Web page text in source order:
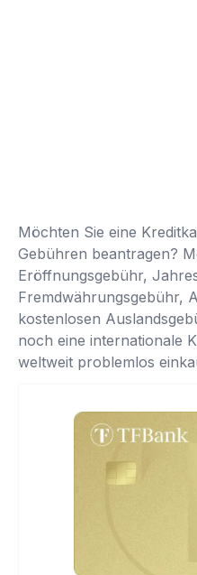
Möchten Sie eine
Gebühren beantragen?
Eröffnungsgebühr,
Fremdwährungsgebühr,
kostenlosen
noch eine internationale
weltweit problemlos